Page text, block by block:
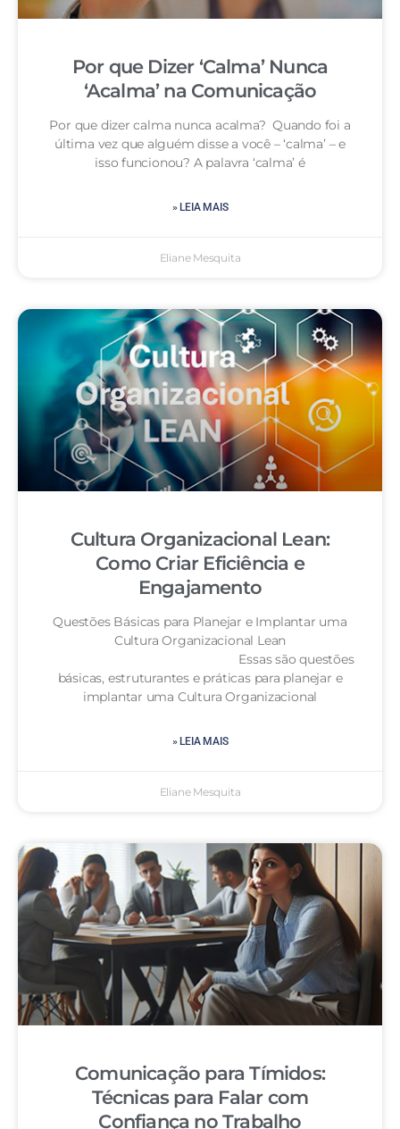
Por que Dizer ‘Calma’ Nunca
‘Acalma’ na Comunicação
Por que dizer calma nunca acalma? Quando foi a
última vez que alguém disse a você – ‘calma’ – e
isso funcionou? A palavra ‘calma’ é
» LEIA MAIS
Eliane Mesquita
Cultura Organizacional Lean:
Como Criar Eficiência e
Engajamento
Questões Básicas para Planejar e Implantar uma
Cultura Organizacional Lean
Essas são questões
básicas, estruturantes e práticas para planejar e
implantar uma Cultura Organizacional
» LEIA MAIS
Eliane Mesquita
Comunicação para Tímidos:
Técnicas para Falar com
Confiança no Trabalho